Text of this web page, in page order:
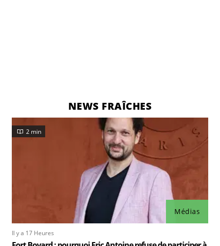
NEWS FRAÎCHES
Médias
2 min
Il y a 17 Heures